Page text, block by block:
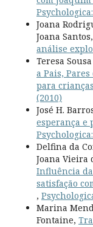
Joana
Joana Santos,
análise
Teresa
a Pais, Pares
para
(2010)
José H.
esperança e
Delfina da
Joana Vieira
Influência
satisfação
,
Marina
Fontaine,